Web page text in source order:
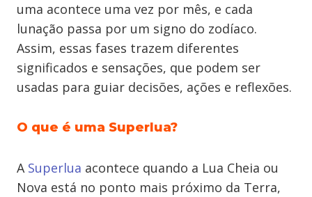
uma acontece uma vez por mês, e cada
lunação passa por um signo do zodíaco.
Assim, essas fases trazem diferentes
significados e sensações, que podem ser
usadas para guiar decisões, ações e reflexões.
O que é uma Superlua?
A Superlua acontece quando a Lua Cheia ou
Nova está no ponto mais próximo da Terra,